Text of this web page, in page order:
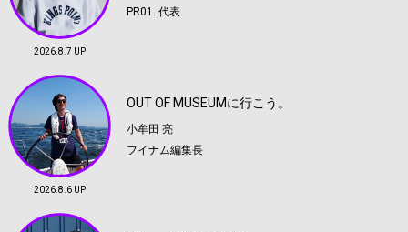
2026.8.7 UP
PR01. 代表
2026.8.6 UP
OUT OF MUSEUMに行こう。
小牟田 亮
フイナム編集長